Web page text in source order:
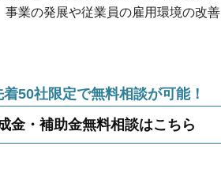
業の発展や従業員の雇用環境の改善
着50社限定で無料相談が可能！
金・補助金無料相談はこちら